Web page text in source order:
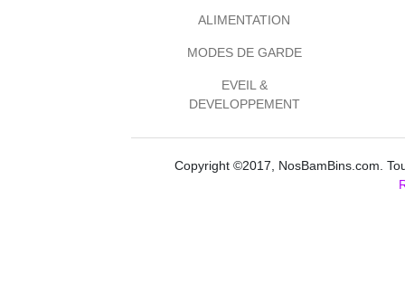
ALIMENTATION
MODES DE GARDE
EVEIL &
DEVELOPPEMENT
Copyright ©2017, NosBamBins.com.